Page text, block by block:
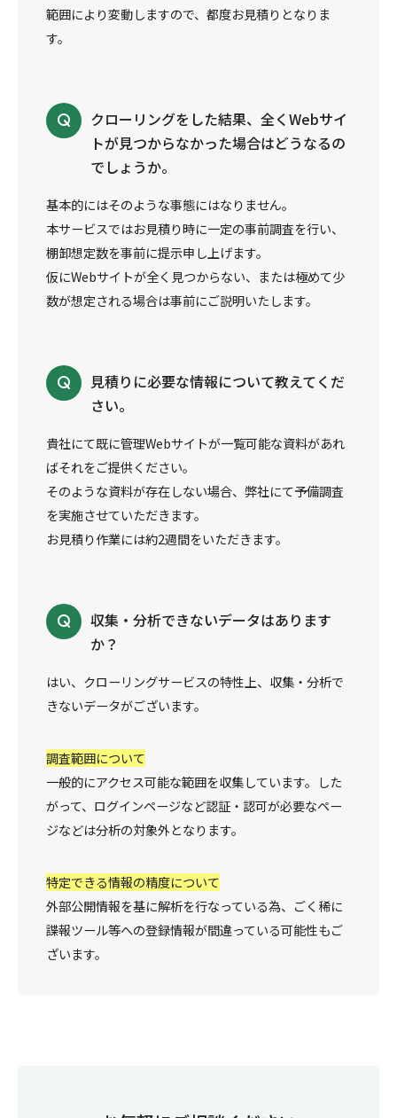
範囲により変動しますので、都度お見積りとなりま
す。
クローリングをした結果、全くWebサイ
トが見つからなかった場合はどうなるの
でしょうか。
基本的にはそのような事態にはなりません。
本サービスではお見積り時に一定の事前調査を行い、
棚卸想定数を事前に提示申し上げます。
仮にWebサイトが全く見つからない、または極めて少
数が想定される場合は事前にご説明いたします。
見積りに必要な情報について教えてくだ
さい。
貴社にて既に管理Webサイトが一覧可能な資料があれ
ばそれをご提供ください。
そのような資料が存在しない場合、弊社にて予備調査
を実施させていただきます。
お見積り作業には約2週間をいただきます。
収集・分析できないデータはあります
か？
はい、クローリングサービスの特性上、収集・分析で
きないデータがございます。
調査範囲について
一般的にアクセス可能な範囲を収集しています。した
がって、ログインページなど認証・認可が必要なペー
ジなどは分析の対象外となります。
特定できる情報の精度について
外部公開情報を基に解析を行なっている為、ごく稀に
諜報ツール等への登録情報が間違っている可能性もご
ざいます。